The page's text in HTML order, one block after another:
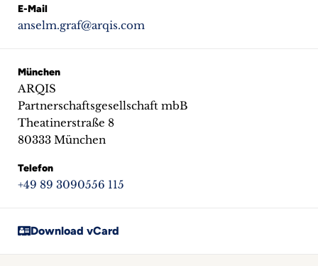
Presseanfragen
E-Mail
anselm.graf@arqis.com
München
ARQIS
Partnerschaftsgesellschaft mbB
Theatinerstraße 8
80333 München
Telefon
+49 89 3090556 115
Download vCard